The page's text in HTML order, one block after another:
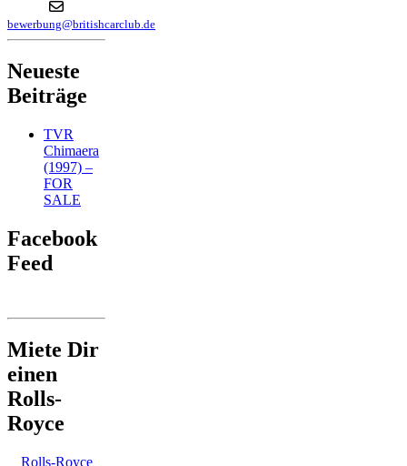
bewerbung@britishcarclub.de
Neueste
Beiträge
TVR
Chimaera
(1997) –
FOR
SALE
Facebook
Feed
Miete Dir
einen
Rolls-
Royce
Rolls-Royce